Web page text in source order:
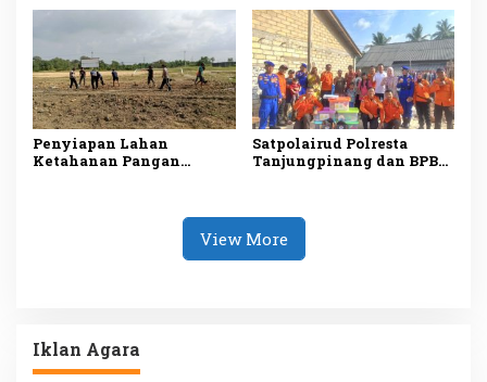
Penyiapan Lahan
Ketahanan Pangan
Satpolairud Polresta
Tanjungpinang dan BPBD
View More
Iklan Agara